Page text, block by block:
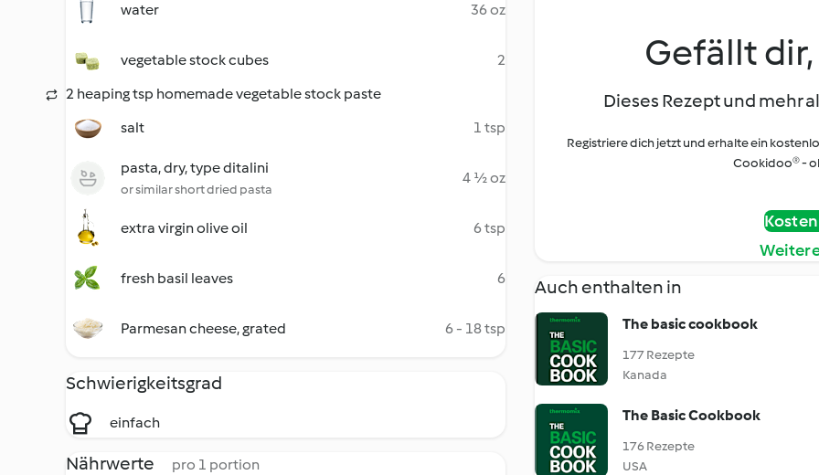
water 36 oz
vegetable stock cubes
2
2 heaping tsp homemade vegetable stock paste
salt
1 tsp
pasta, dry, type ditalini
or similar short dried pasta
4 ½ oz
extra virgin olive oil 6 tsp
fresh basil leaves 6
Parmesan cheese, grated 6 - 18 tsp
Schwierigkeitsgrad
einfach
Nährwerte pro 1 portion
Gefällt
Dieses Rezept und mehr
Registriere dich jetzt und erhalte ein
Cookidoo® -
Auch enthalten in
The basic cookbook
177 Rezepte
Kanada
The Basic Cookbook
176 Rezepte
USA